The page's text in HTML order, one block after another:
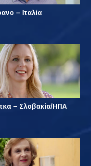
– Ιταλία
– Σλοβακία/ΗΠΑ